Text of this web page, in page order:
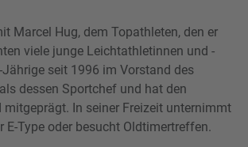
Marcel Hug, dem Topathleten, den er
viele junge Leichtathletinnen und -
seit 1996 im Vorstand des
dessen Sportchef und hat den
In seiner Freizeit unternimmt
Type oder besucht Oldtimertreffen.